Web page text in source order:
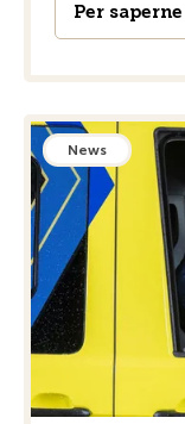
Per
News